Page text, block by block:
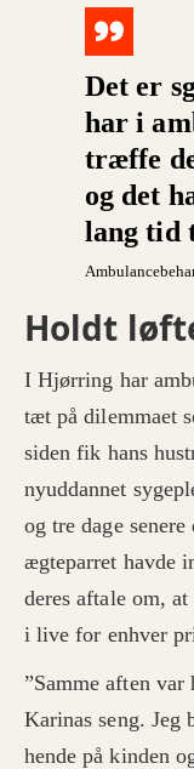
Det er
har i
træffe
og det
lang tid
Holdt
I Hjørring har
tæt på dilemmaet
siden fik hans
nyuddannet
og tre dage
ægteparret havde
deres aftale om,
i live for enhver
”Samme aften
Karinas seng. Jeg
hende på kinden